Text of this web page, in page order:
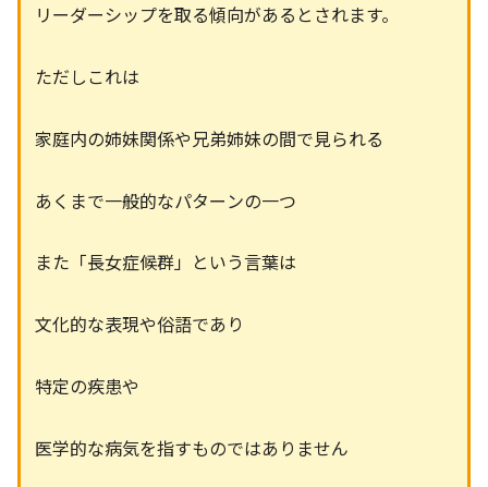
リーダーシップを取る傾向があるとされます。
ただしこれは
家庭内の姉妹関係や兄弟姉妹の間で見られる
あくまで一般的なパターンの一つ
また「長女症候群」という言葉は
文化的な表現や俗語であり
特定の疾患や
医学的な病気を指すものではありません